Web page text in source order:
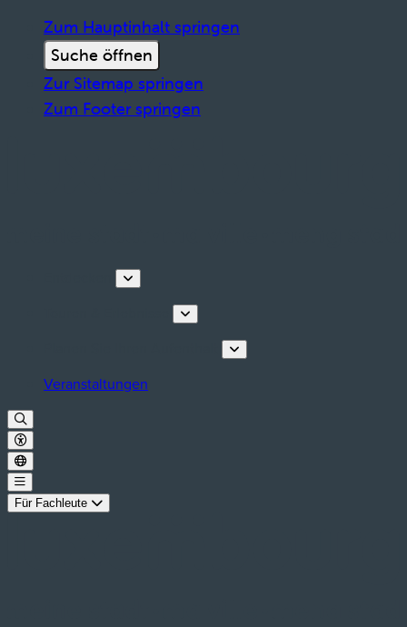
Zum Hauptinhalt springen
Suche öffnen
Zur Sitemap springen
Zum Footer springen
Veranstaltungen
Für Fachleute